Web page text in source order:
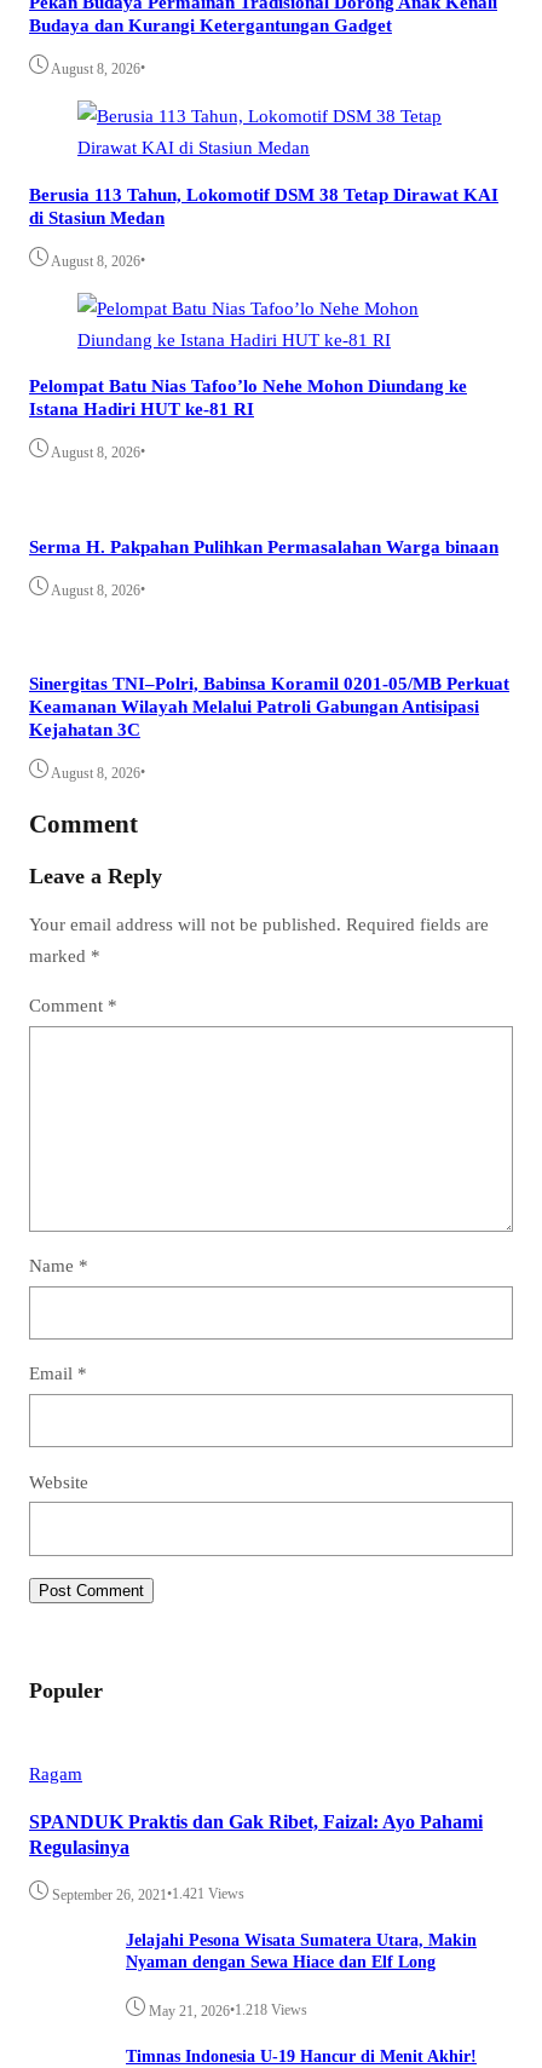
Budaya dan Kurangi Ketergantungan Gadget
August 8, 2026•
Berusia 113 Tahun, Lokomotif DSM 38 Tetap Dirawat KAI
di Stasiun Medan
August 8, 2026•
Pelompat Batu Nias Tafoo’lo Nehe Mohon Diundang ke
Istana Hadiri HUT ke-81 RI
August 8, 2026•
Serma H. Pakpahan Pulihkan Permasalahan Warga binaan
August 8, 2026•
Sinergitas TNI–Polri, Babinsa Koramil 0201-05/MB Perkuat
Keamanan Wilayah Melalui Patroli Gabungan Antisipasi
Kejahatan 3C
August 8, 2026•
Comment
Leave a Reply
Your email address will not be published. Required fields are
marked *
Comment *
Name *
Email *
Website
Populer
Ragam
SPANDUK Praktis dan Gak Ribet, Faizal: Ayo Pahami
Regulasinya
September 26, 2021•1.421 Views
Jelajahi Pesona Wisata Sumatera Utara, Makin
Nyaman dengan Sewa Hiace dan Elf Long
May 21, 2026•1.218 Views
Timnas Indonesia U-19 Hancur di Menit Akhir!